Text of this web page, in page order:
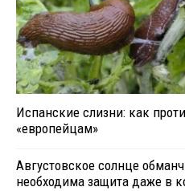
Испанские слизни: как
«европейцам»
Августовское солнце
необходима защита даже в